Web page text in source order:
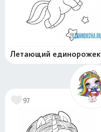
Летающий единорожек
97